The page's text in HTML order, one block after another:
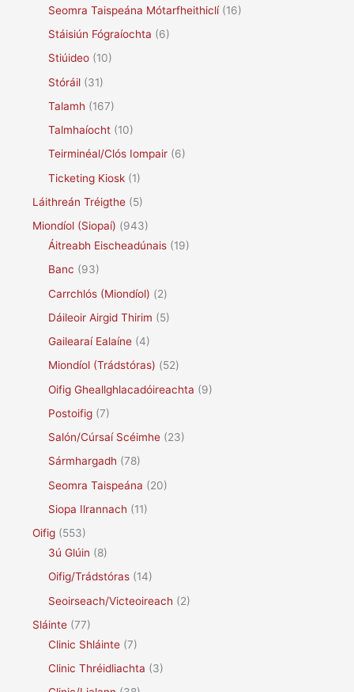
Seomra Taispeána Mótarfheithiclí(16)
Stáisiún Fógraíochta (6)
Stiúideo (10)
Stóráil (31)
Talamh (167)
Talmhaíocht (10)
Teirminéal/Clós Iompair (6)
Ticketing Kiosk (1)
Láithreán Tréigthe (5)
Miondíol (Siopaí) (943)
Áitreabh Eischeadúnais (19)
Banc (93)
Carrchlós (Miondíol) (2)
Dáileoir Airgid Thirim (5)
Gailearaí Ealaíne (4)
Miondíol (Trádstóras) (52)
Oifig Gheallghlacadóireachta (9)
Postoifig (7)
Salón/Cúrsaí Scéimhe (23)
Sármhargadh (78)
Seomra Taispeána (20)
Siopa Ilrannach (11)
Oifig (553)
3ú Glúin (8)
Oifig/Trádstóras (14)
Seoirseach/Victeoireach (2)
Sláinte (77)
Clinic Shláinte (7)
Clinic Thréidliachta (3)